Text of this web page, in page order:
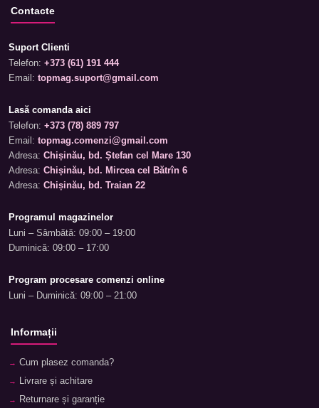
Contacte
Suport Clienti
Telefon: +373 (61) 191 444
Email: topmag.suport@gmail.com
Lasă comanda aici
Telefon: +373 (78) 889 797
Email: topmag.comenzi@gmail.com
Adresa: Chișinău, bd. Ștefan cel Mare 130
Adresa: Chișinău, bd. Mircea cel Bătrîn 6
Adresa: Chișinău, bd. Traian 22
Programul magazinelor
Luni – Sâmbătă: 09:00 – 19:00
Duminică: 09:00 – 17:00
Program procesare comenzi online
Luni – Duminică: 09:00 – 21:00
Informații
Cum plasez comanda?
Livrare și achitare
Returnare și garanție